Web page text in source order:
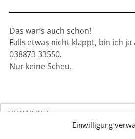
Einwilligung
Das war’s auch schon!
Falls etwas nicht klappt, bin ich ja
038873 33550.
Nur keine Scheu.
ERZÄHL­KUNST